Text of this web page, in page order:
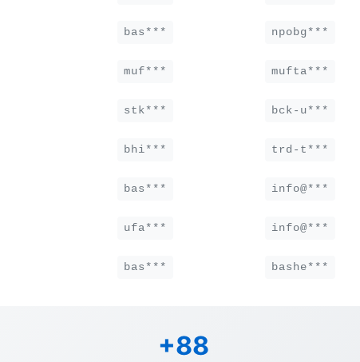
bas*** npobg***
muf*** mufta***
stk*** bck-u***
bhi*** trd-t***
bas*** info@***
ufa*** info@***
bas*** bashe***
+88